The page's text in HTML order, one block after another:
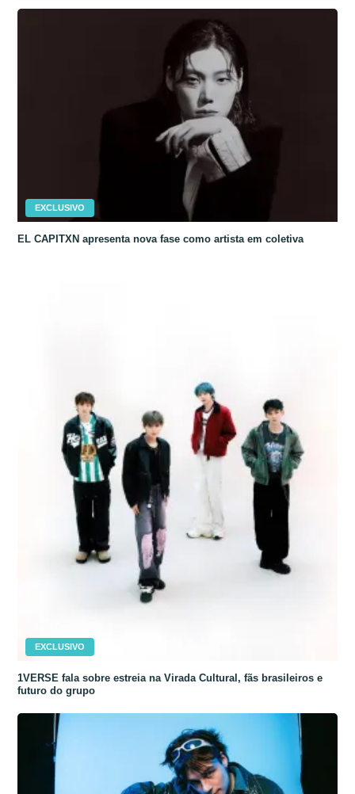
EXCLUSIVO
EL CAPITXN apresenta nova fase como artista em coletiva
EXCLUSIVO
1VERSE fala sobre estreia na Virada Cultural, fãs brasileiros e
futuro do grupo